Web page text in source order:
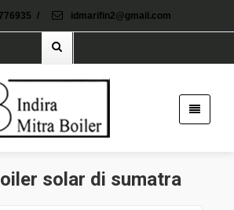
/ idmarifin2@gmail.com
solar di sumatra